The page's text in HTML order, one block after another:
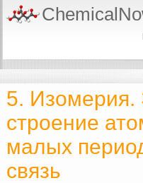
5. Изомерия.
строение
малых
связь